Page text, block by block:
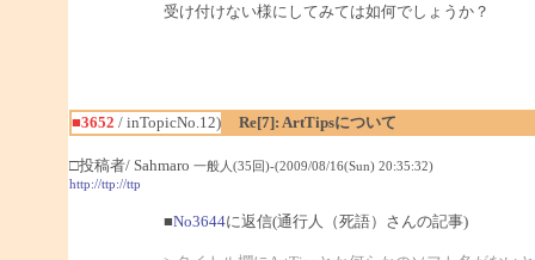
受け付けない様にしてみては如何でしょうか？
■3652 / inTopicNo.12) Re[7]: ArtTipsについて
□投稿者/ Sahmaro 一般人(35回)-(2009/08/16(Sun) 20:35:32)
http://ttp://ttp
■No3644に返信(通行人（死語）さんの記事)